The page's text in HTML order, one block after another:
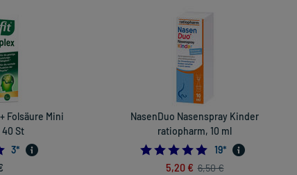
Folsäure Mini
St
5.0
3*
NasenDuo Nasenspray Kinder
ratiopharm, 10 ml
4.894736842105263
19*
5,20 € 6,50 €